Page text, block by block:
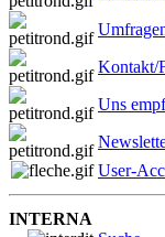
Kontakt/
Uns
User-
INTERNA